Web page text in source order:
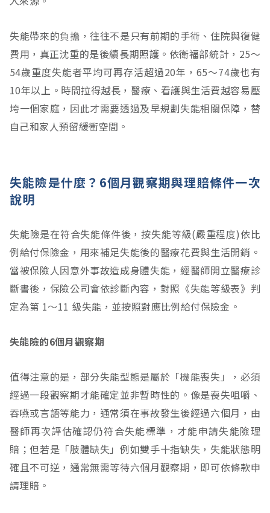
失能帶來的負擔，往往不是只有前期的手術、住院與復健
費用，真正沈重的是後續長期照護。依衛福部統計，25～
54歲重度失能者平均可再存活超過20年，65～74歲也有
10年以上。時間拉得越長，醫療、看護與生活費越容易壓
垮一個家庭，因此才需要透過及早規劃失能相關保障，替
自己和家人預留緩衝空間。
失能險是什麼？6個月觀察期與理賠條件一次
說明
失能險是在符合失能條件後，按失能等級(嚴重程度)依比
例給付保險金，用來補足失能後的醫療花費與生活開銷。
當被保險人因意外事故造成身體失能，經醫師開立醫療診
斷書後，保險公司會依診斷內容，對照《失能等級表》判
定為第 1～11 級失能，並按照對應比例給付保險金。
失能險的6個月觀察期
值得注意的是，部分失能型態是屬於「機能喪失」，必須
經過一段觀察期才能確定並非暫時性的。像是喪失咀嚼、
吞嚥或言語等能力，通常須在事故發生後經過六個月，由
醫師再次評估確認仍符合失能標準，才能申請失能險理
賠；但若是「肢體缺失」例如雙手十指缺失，失能狀態明
確且不可逆，通常無需等待六個月觀察期，即可依條款申
請理賠。